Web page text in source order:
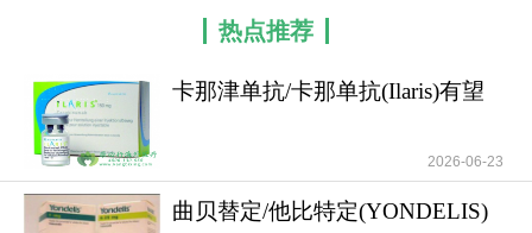
单抗阻断IL-1β，可改善缺血性心肌病所致收缩性心
力衰竭患者的心肺耐力（以峰值VO₂衡量）。已知有
症状的收缩性心力衰竭患者，其预期平均峰值VO₂为
13±3ml/kg/min。基于此，研究计划入组30例受试者
（假设按2:1比例随机分组），以确保：有>90%的
检验效能，可检测出治疗3个月时卡那单抗组（三个
剂量组合并）与安慰剂组之间峰值VO₂区间变化的差
热点推荐
卡那津单抗/卡那单抗(Ilaris)有望
2026-06-23
曲贝替定/他比特定(YONDELIS)